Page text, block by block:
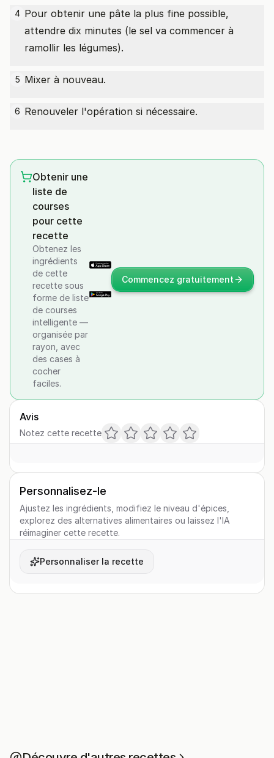
4 Pour obtenir une pâte la plus fine possible,
attendre dix minutes (le sel va commencer à
ramollir les légumes).
5 Mixer à nouveau.
6 Renouveler l'opération si nécessaire.
Obtenir une
liste de
courses
pour cette
recette
Obtenez les
ingrédients
de cette
recette sous
forme de liste
de courses
intelligente —
organisée par
rayon, avec
des cases à
cocher
faciles.
Commencez gratuitement
Avis
Notez cette recette
Personnalisez-le
Ajustez les ingrédients, modifiez le niveau d'épices,
explorez des alternatives alimentaires ou laissez l'IA
réimaginer cette recette.
Personnaliser la recette